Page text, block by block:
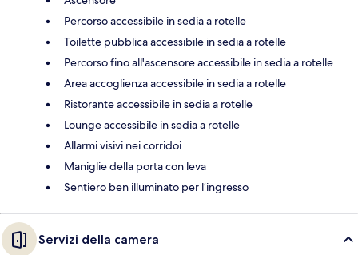
Percorso accessibile in sedia a rotelle
Toilette pubblica accessibile in sedia a rotelle
Percorso fino all'ascensore accessibile in sedia a rotelle
Area accoglienza accessibile in sedia a rotelle
Ristorante accessibile in sedia a rotelle
Lounge accessibile in sedia a rotelle
Allarmi visivi nei corridoi
Maniglie della porta con leva
Sentiero ben illuminato per l’ingresso
Servizi della camera